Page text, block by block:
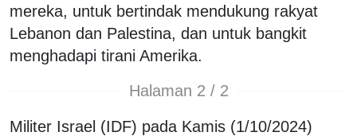
mereka, untuk bertindak mendukung rakyat
Lebanon dan Palestina, dan untuk bangkit
menghadapi tirani Amerika.
Halaman 2 / 2
Militer Israel (IDF) pada Kamis (1/10/2024)